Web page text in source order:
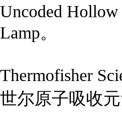
Uncoded Hollow
Lamp。
Thermofisher
世尔原子吸收元